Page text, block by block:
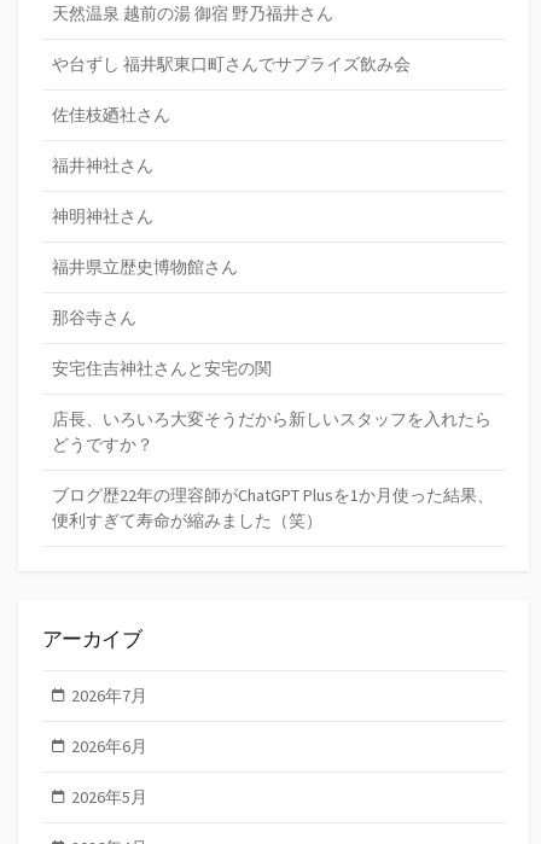
天然温泉 越前の湯 御宿 野乃福井さん
や台ずし 福井駅東口町さんでサプライズ飲み会
佐佳枝廼社さん
福井神社さん
神明神社さん
福井県立歴史博物館さん
那谷寺さん
安宅住吉神社さんと安宅の関
店長、いろいろ大変そうだから新しいスタッフを入れたら
どうですか？
ブログ歴22年の理容師がChatGPT Plusを1か月使った結果、
便利すぎて寿命が縮みました（笑）
アーカイブ
2026年7月
2026年6月
2026年5月